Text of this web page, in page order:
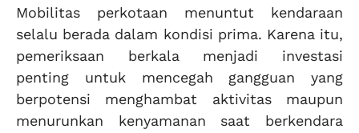
Mobilitas perkotaan menuntut kendaraan
selalu berada dalam kondisi prima. Karena itu,
pemeriksaan berkala menjadi investasi
penting untuk mencegah gangguan yang
berpotensi menghambat aktivitas maupun
menurunkan kenyamanan saat berkendara